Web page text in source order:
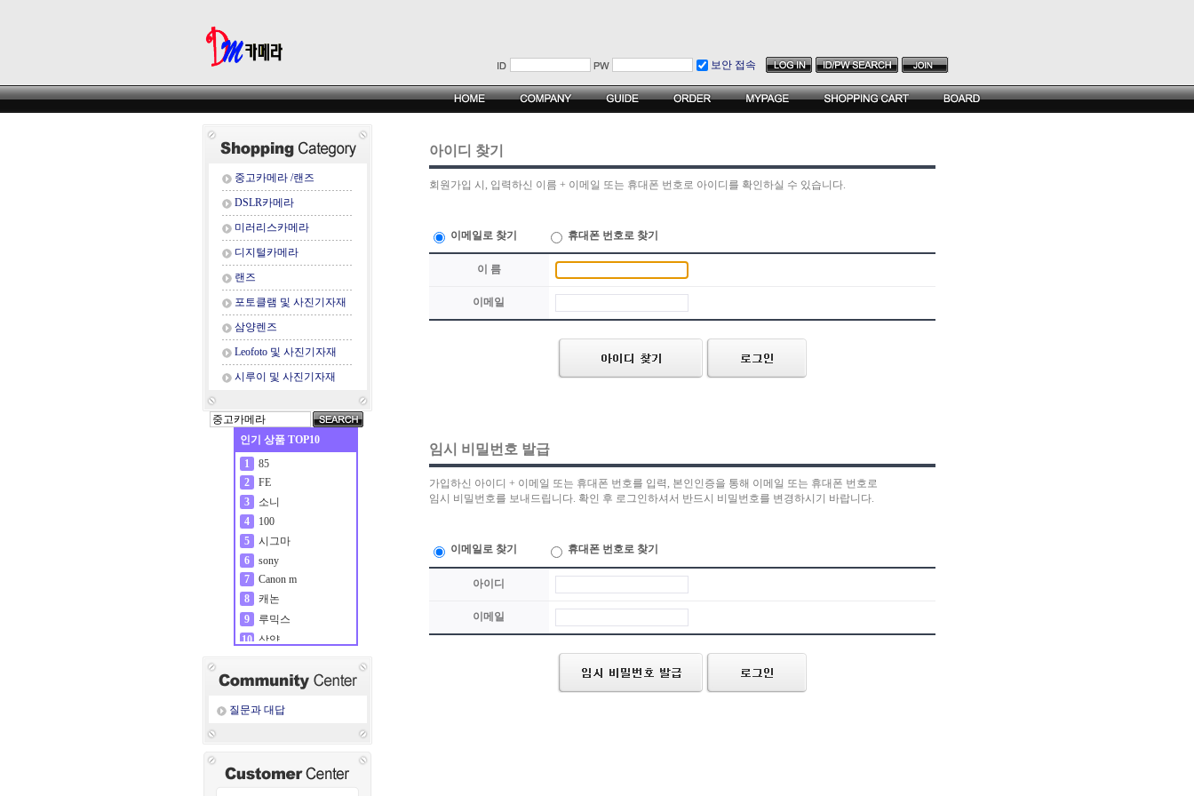
보안 접속
중고카메라 /랜즈
DSLR카메라
미러리스카메라
디지털카메라
랜즈
포토클램 및 사진기자재
삼양렌즈
Leofoto 및 사진기자재
시루이 및 사진기자재
인기 상품 TOP10
1
85
2
FE
3
소니
4
100
5
시그마
6
sony
7
Canon m
8
캐논
9
루믹스
10 삼양
질문과 대답
아이디 찾기
회원가입 시, 입력하신 이름 + 이메일 또는 휴대폰 번호로 아이디를 확인하실 수 있습니다.
이메일로 찾기 휴대폰 번호로 찾기
이 름
이메일
임시 비밀번호 발급
가입하신 아이디 + 이메일 또는 휴대폰 번호를 입력, 본인인증을 통해 이메일 또는 휴대폰 번호로
임시 비밀번호를 보내드립니다. 확인 후 로그인하셔서 반드시 비밀번호를 변경하시기 바랍니다.
이메일로 찾기 휴대폰 번호로 찾기
아이디
이메일